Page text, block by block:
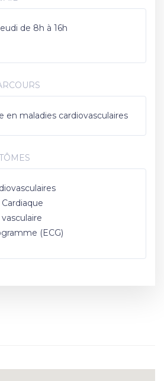
de 8h à 16h
en maladies cardiovasculaires
(ECG)